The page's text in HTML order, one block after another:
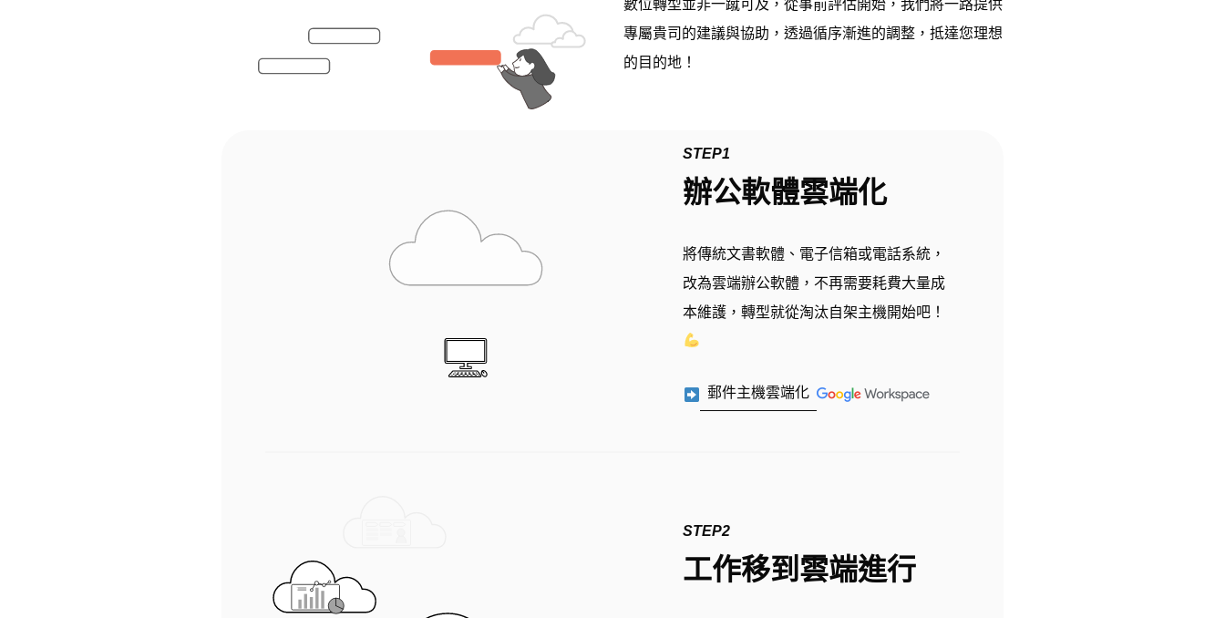
數位轉型並非一蹴可及，從事前評估開始，我們將一路提供
專屬貴司的建議與協助，透過循序漸進的調整，抵達您理想
的目的地！
STEP1
辦公軟體雲端化
將傳統文書軟體、電子信箱或電話系統，
改為雲端辦公軟體，不再需要耗費大量成
本維護，轉型就從淘汰自架主機開始吧！
郵件主機雲端化
STEP2
工作移到雲端進行